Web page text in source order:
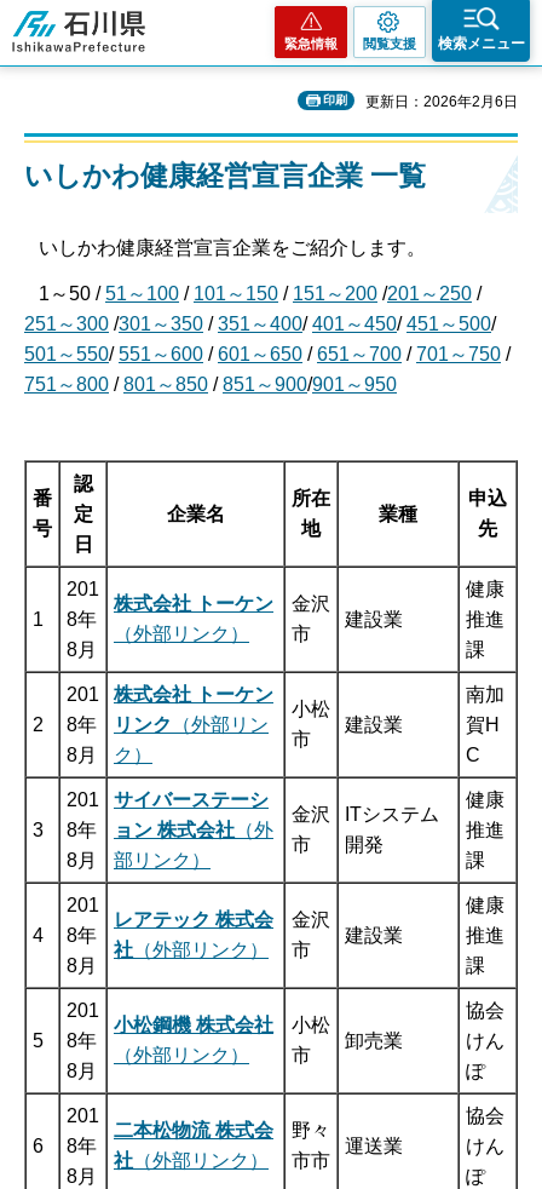
石川県
緊急情報 閲覧支援 検索メニュー
印刷 更新日：2026年2月6日
いしかわ健康経営宣言企業 一覧
いしかわ健康経営宣言企業をご紹介します。
1～50 /51～100 / 101～150 / 151～200 /201～250 /
251～300 /301～350 /351～400/401～450/451～500/
501～550/551～600 /601～650 /651～700 /701～750 /
751～800 /801～850 /851～900/901～950
番
号
認
定
日
企業名
所在
地
業種
申込
先
1
201
8年
8月
株式会社 トーケン
（外部リンク）
金沢
市
建設業
健康
推進
課
2
201
8年
8月
株式会社 トーケン
リンク
（外部リン
ク）
小松
市
建設業
南加
賀H
C
3
201
8年
8月
サイバーステーシ
ョン 株式会社 （外
部リンク）
金沢
市
ITシステム
開発
健康
推進
課
4
201
8年
8月
レアテック 株式会
社 （外部リンク）
金沢
市
建設業
健康
推進
課
5
201
8年
8月
小松鋼機 株式会社
（外部リンク）
小松
市
卸売業
協会
けん
ぽ
6
201
8年
8月
二本松物流 株式会
社 （外部リンク）
野々
市市
運送業
協会
けん
ぽ